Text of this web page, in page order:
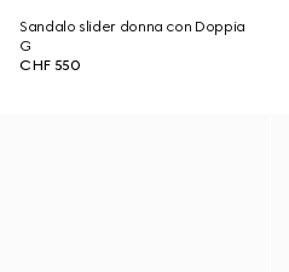
Sandalo slider donna con Doppia
G
CHF 550